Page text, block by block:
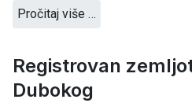
Pročitaj više …
Registrovan
Dubokog